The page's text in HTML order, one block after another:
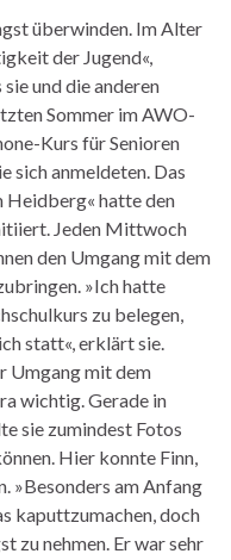
überwinden. Im Alter
der Jugend«,
und die anderen
Sommer im AWO-
Kurs für Senioren
sich anmeldeten. Das
Heidberg« hatte den
Jeden Mittwoch
den Umgang mit dem
»Ich hatte
zu belegen,
statt«, erklärt sie.
Umgang mit dem
wichtig. Gerade in
sie zumindest Fotos
Hier konnte Finn,
»Besonders am Anfang
kaputtzumachen, doch
zu nehmen. Er war sehr